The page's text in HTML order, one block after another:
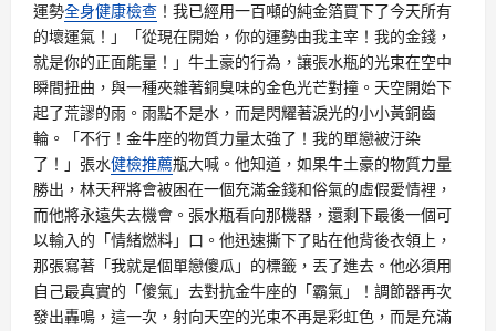
運勢全身健康檢查 ！我已經用一百噸的純金箔買下了今天所有
的壞運氣！」「從現在開始，你的運勢由我主宰！我的金錢，
就是你的正面能量！」牛土豪的行為，讓張水瓶的光束在空中
瞬間扭曲，與一種夾雜著銅臭味的金色光芒對撞。天空開始下
起了荒謬的雨。雨點不是水，而是閃耀著淚光的小小黃銅齒
輪。「不行！金牛座的物質力量太強了！我的單戀被汙染
了！」張水健檢推薦瓶大喊。他知道，如果牛土豪的物質力量
勝出，林天秤將會被困在一個充滿金錢和俗氣的虛假愛情裡，
而他將永遠失去機會。張水瓶看向那機器，還剩下最後一個可
以輸入的「情緒燃料」口。他迅速撕下了貼在他背後衣領上，
那張寫著「我就是個單戀傻瓜」的標籤，丟了進去。他必須用
自己最真實的「傻氣」去對抗金牛座的「霸氣」！調節器再次
發出轟鳴，這一次，射向天空的光束不再是彩虹色，而是充滿